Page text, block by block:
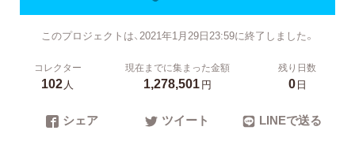
このプロジェクトは、2021年1月29日23:59に終了しました。
コレクター
102人
現在までに集まった金額
1,278,501円
残り日数
0日
シェア ツイート LINEで送る